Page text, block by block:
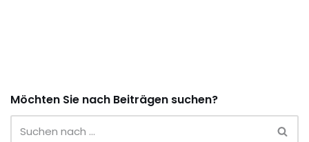
Möchten Sie nach Beiträgen suchen?